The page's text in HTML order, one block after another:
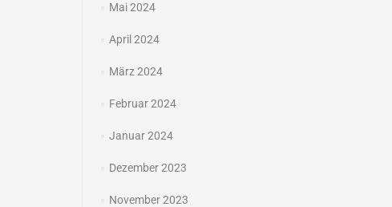
Mai 2024
April 2024
März 2024
Februar 2024
Januar 2024
Dezember 2023
November 2023